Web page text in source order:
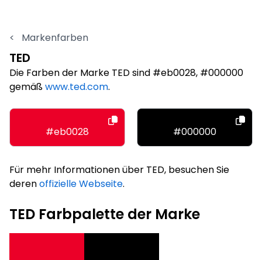
< Markenfarben
TED
Die Farben der Marke TED sind #eb0028, #000000
gemäßwww.ted.com.
#eb0028 #000000
Für mehr Informationen über TED, besuchen Sie
derenoffizielle Webseite.
TED Farbpalette der Marke